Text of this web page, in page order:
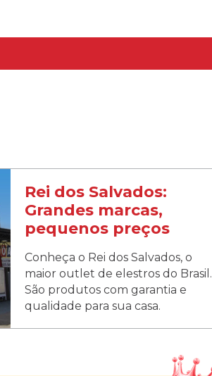
Rei dos Salvados:
Grandes marcas,
pequenos preços
Conheça o Rei dos Salvados, o
maior outlet de elestros do Brasil.
São produtos com garantia e
qualidade para sua casa.